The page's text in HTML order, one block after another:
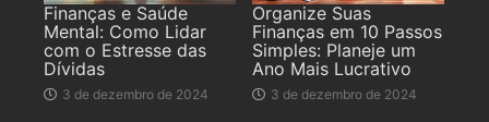
Finanças e Saúde
Mental: Como Lidar
com o Estresse das
Dívidas
3 de dezembro de 2024
Organize Suas
Finanças em 10 Passos
Simples: Planeje um
Ano Mais Lucrativo
3 de dezembro de 2024